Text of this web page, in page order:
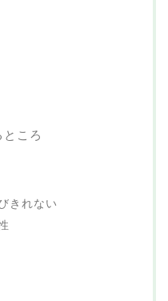
ころ
きれない